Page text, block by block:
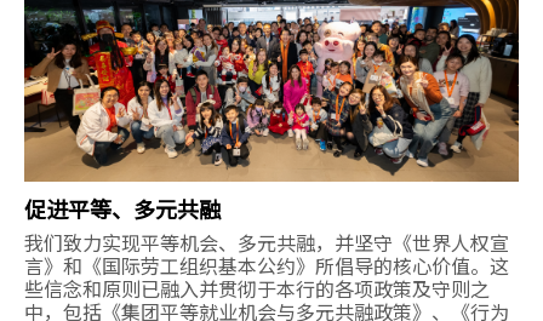
促进平等、多元共融
我们致力实现平等机会、多元共融，并坚守《世界人权宣
言》和《国际劳工组织基本公约》所倡导的核心价值。这
些信念和原则已融入并贯彻于本行的各项政策及守则之
中，包括《集团平等就业机会与多元共融政策》、《行为